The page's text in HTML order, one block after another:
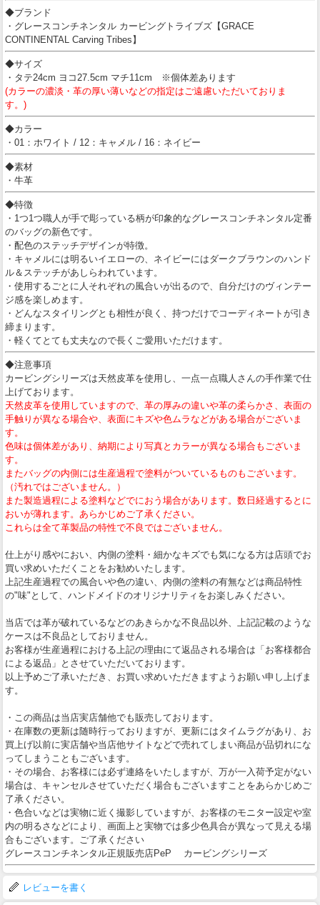
◆ブランド
・グレースコンチネンタル カービングトライブズ【GRACE
CONTINENTAL Carving Tribes】
◆サイズ
・タテ24cm ヨコ27.5cm マチ11cm ※個体差あります
(カラーの濃淡・革の厚い薄いなどの指定はご遠慮いただいておりま
す。)
◆カラー
・01：ホワイト / 12：キャメル / 16：ネイビー
◆素材
・牛革
◆特徴
・1つ1つ職人が手で彫っている柄が印象的なグレースコンチネンタル定番
のバッグの新色です。
・配色のステッチデザインが特徴。
・キャメルには明るいイエローの、ネイビーにはダークブラウンのハンド
ル＆ステッチがあしらわれています。
・使用するごとに人それぞれの風合いが出るので、自分だけのヴィンテー
ジ感を楽しめます。
・どんなスタイリングとも相性が良く、持つだけでコーディネートが引き
締まります。
・軽くてとても丈夫なので長くご愛用いただけます。
◆注意事項
カービングシリーズは天然皮革を使用し、一点一点職人さんの手作業で仕
上げております。
天然皮革を使用していますので、革の厚みの違いや革の柔らかさ、表面の
手触りが異なる場合や、表面にキズや色ムラなどがある場合がございま
す。
色味は個体差があり、納期により写真とカラーが異なる場合もございま
す。
またバッグの内側には生産過程で塗料がついているものもございます。
（汚れではございません。）
また製造過程による塗料などでにおう場合があります。数日経過するとに
おいが薄れます。あらかじめご了承ください。
これらは全て革製品の特性で不良ではございません。
仕上がり感やにおい、内側の塗料・細かなキズでも気になる方は店頭でお
買い求めいただくことをお勧めいたします。
上記生産過程での風合いや色の違い、内側の塗料の有無などは商品特性
の"味"として、ハンドメイドのオリジナリティをお楽しみください。
当店では革が破れているなどのあきらかな不良品以外、上記記載のような
ケースは不良品としておりません。
お客様が生産過程における上記の理由にて返品される場合は「お客様都合
による返品」とさせていただいております。
以上予めご了承いただき、お買い求めいただきますようお願い申し上げま
す。
・この商品は当店実店舗他でも販売しております。
・在庫数の更新は随時行っておりますが、更新にはタイムラグがあり、お
買上げ以前に実店舗や当店他サイトなどで売れてしまい商品が品切れにな
ってしまうこともございます。
・その場合、お客様には必ず連絡をいたしますが、万が一入荷予定がない
場合は、キャンセルさせていただく場合もございますことをあらかじめご
了承ください。
・色合いなどは実物に近く撮影していますが、お客様のモニター設定や室
内の明るさなどにより、画面上と実物では多少色具合が異なって見える場
合もございます。ご了承ください
グレースコンチネンタル正規販売店PeP カービングシリーズ
レビューを書く